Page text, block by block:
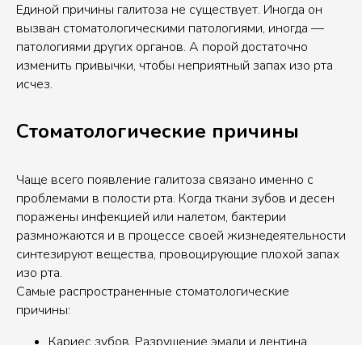
Единой причины галитоза не существует. Иногда он
вызван стоматологическими патологиями, иногда —
патологиями других органов. А порой достаточно
изменить привычки, чтобы неприятный запах изо рта
исчез.
Стоматологические причины
Чаще всего появление галитоза связано именно с
проблемами в полости рта. Когда ткани зубов и десен
поражены инфекцией или налетом, бактерии
размножаются и в процессе своей жизнедеятельности
синтезируют вещества, провоцирующие плохой запах
изо рта.
Самые распространенные стоматологические
причины: